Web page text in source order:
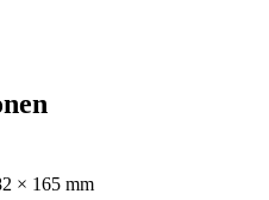
× 165 mm